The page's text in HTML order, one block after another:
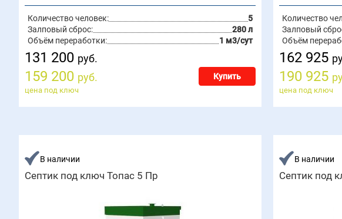
Количество человек:
5
Залповый сброс:
280 л
Объём переработки:
1 м3/сут
131 200 руб.
159 200 руб. Купить
цена под ключ
Количество
Залповый
Объём
162 925
190 925
цена под ключ
В наличии
Септик под ключ Топас 5 Пр
В наличии
Септик под